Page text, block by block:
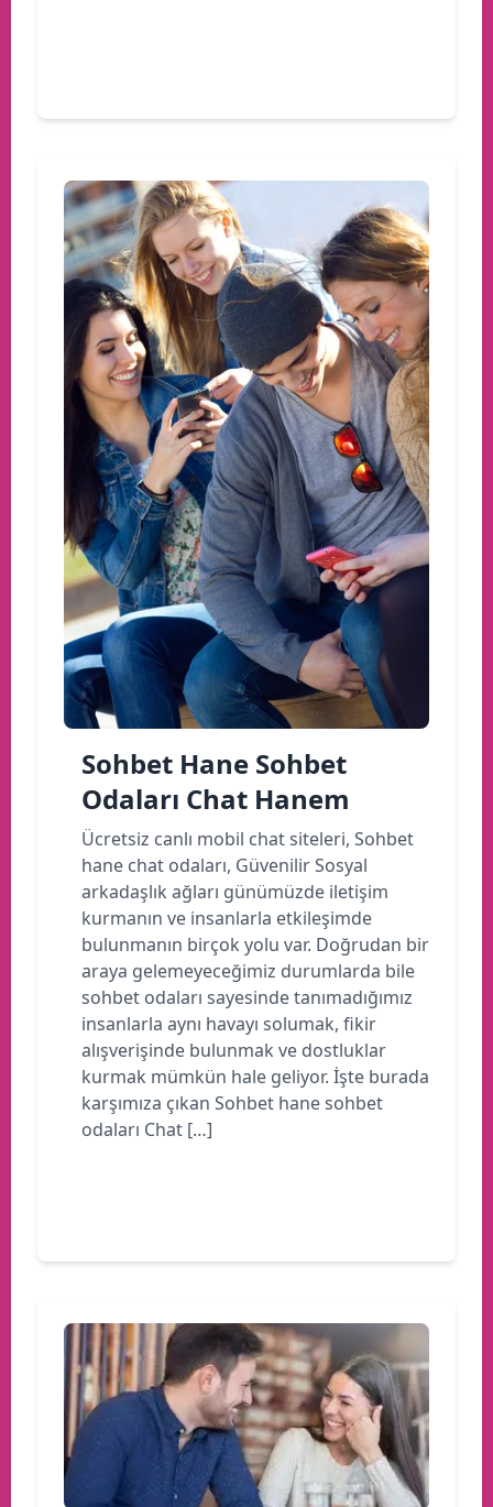
Sohbet Hane Sohbet
Odaları Chat Hanem
Ücretsiz canlı mobil chat siteleri, Sohbet
hane chat odaları, Güvenilir Sosyal
arkadaşlık ağları günümüzde iletişim
kurmanın ve insanlarla etkileşimde
bulunmanın birçok yolu var. Doğrudan bir
araya gelemeyeceğimiz durumlarda bile
sohbet odaları sayesinde tanımadığımız
insanlarla aynı havayı solumak, fikir
alışverişinde bulunmak ve dostluklar
kurmak mümkün hale geliyor. İşte burada
karşımıza çıkan Sohbet hane sohbet
odaları Chat […]